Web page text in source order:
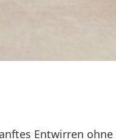
Entwirren ohne